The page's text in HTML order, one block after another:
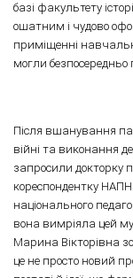
базі факультету
ошатним і чудово
приміщенні
могли
Після вшанування
війні та виконання
запросили докторку
кореспондентку
національного
вона вимріяла цей
Марина Вікторівна
це не просто новий